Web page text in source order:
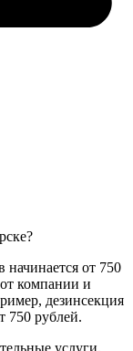
начинается от 750
компании и
дезинсекция
750 рублей.
услуги,